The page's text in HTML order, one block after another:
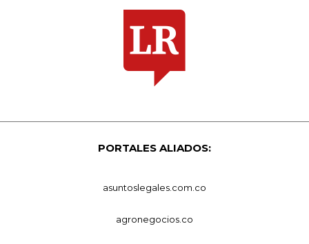
PORTALES ALIADOS:
asuntoslegales.com.co
agronegocios.co